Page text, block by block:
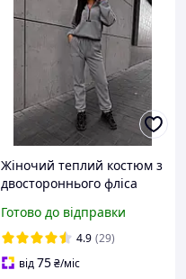
Жіночий теплий костюм з
двостороннього фліса
Готово до відправки
4.9 (29)
від75₴/міс